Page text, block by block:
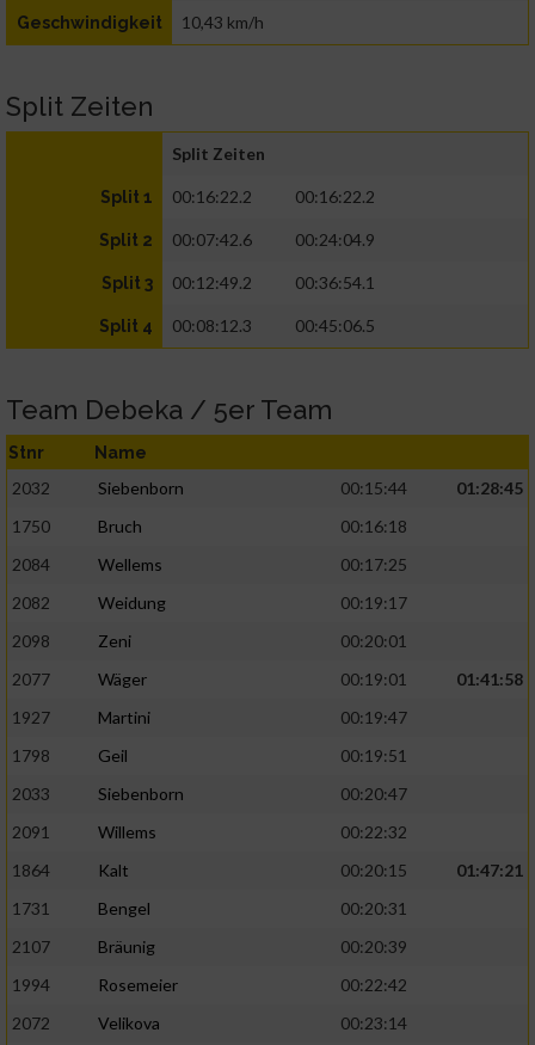
Geschwindigkeit 10,43 km/h
Split Zeiten
Split Zeiten
Split 1 00:16:22.2 00:16:22.2
Split 2 00:07:42.6 00:24:04.9
Split 3 00:12:49.2 00:36:54.1
Split 4 00:08:12.3 00:45:06.5
Team Debeka / 5er Team
Stnr Name
2032 Siebenborn 00:15:44
01:28:45
1750
Bruch
00:16:18
2084
Wellems
00:17:25
2082
Weidung
00:19:17
2098
Zeni
00:20:01
2077
Wäger 00:19:01
01:41:58
1927
Martini
00:19:47
1798
Geil
00:19:51
2033
Siebenborn
00:20:47
2091
Willems
00:22:32
1864
Kalt 00:20:15
01:47:21
1731
Bengel
00:20:31
2107
Bräunig
00:20:39
1994
Rosemeier
00:22:42
2072
Velikova
00:23:14